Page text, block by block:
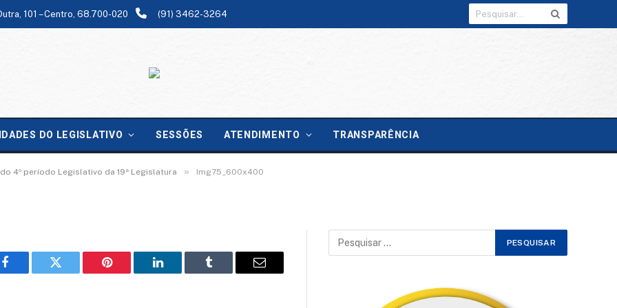
101 – Centro, 68.700-020 (91) 3462-3264
DO LEGISLATIVO SESSÕES ATENDIMENTO TRANSPARÊNCIA
4º período Legislativo da 19ª Legislatura » Img75_600x400
Facebook Twitter Pinterest LinkedIn Tumblr Email